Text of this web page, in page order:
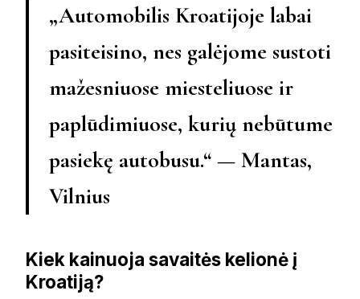
„Automobilis Kroatijoje labai
pasiteisino, nes galėjome sustoti
mažesniuose miesteliuose ir
paplūdimiuose, kurių nebūtume
pasiekę autobusu.“ — Mantas,
Vilnius
Kiek kainuoja savaitės kelionė į
Kroatiją?